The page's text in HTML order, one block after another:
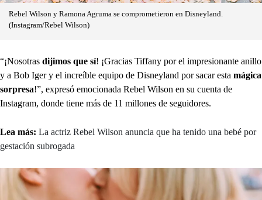
Rebel Wilson y Ramona Agruma se comprometieron en Disneyland.
(Instagram/Rebel Wilson)
“¡Nosotras dijimos que sí! ¡Gracias Tiffany por el impresionante anillo
y a Bob Iger y el increíble equipo de Disneyland por sacar esta mágica
sorpresa!”, expresó emocionada Rebel Wilson en su cuenta de
Instagram, donde tiene más de 11 millones de seguidores.
Lea más: La actriz Rebel Wilson anuncia que ha tenido una bebé por
gestación subrogada